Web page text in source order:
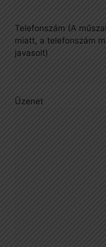
Telefonszám (A
miatt, a telefonszám
javasolt)
Üzenet